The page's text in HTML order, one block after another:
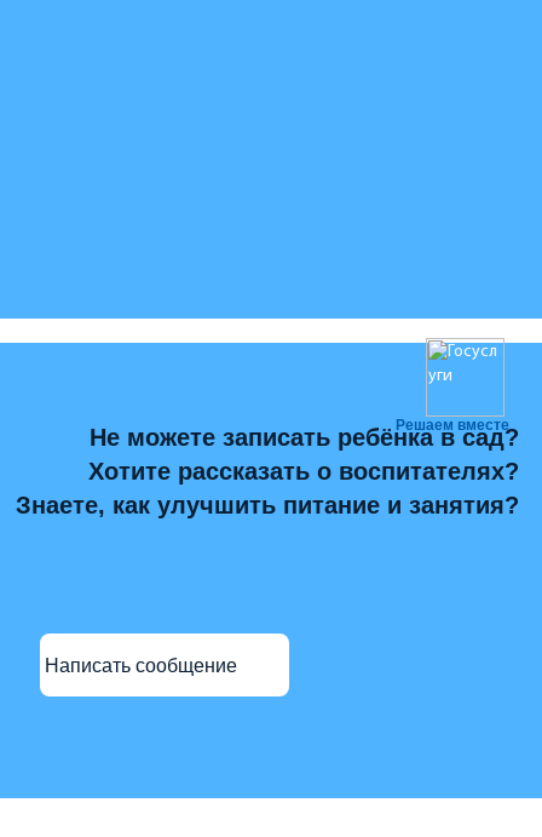
Решаем вместе
Не можете записать ребёнка в сад?
Хотите рассказать о воспитателях?
Знаете, как улучшить питание и занятия?
Написать сообщение